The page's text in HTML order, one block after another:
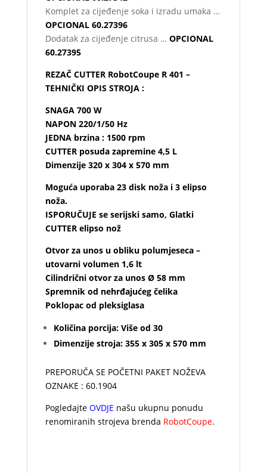
Komplet za cijeđenje soka i izradu umaka …
OPCIONAL 60.27396
Dodatak za cijeđenje citrusa … OPCIONAL
60.27395
REZAČ CUTTER RobotCoupe R 401 –
TEHNIČKI OPIS STROJA :
SNAGA 700 W
NAPON 220/1/50 Hz
JEDNA brzina : 1500 rpm
CUTTER posuda zapremine 4,5 L
Dimenzije 320 x 304 x 570 mm
Moguća uporaba 23 disk noža i 3 elipso
noža.
ISPORUČUJE se serijski samo, Glatki
CUTTER elipso nož
Otvor za unos u obliku polumjeseca –
utovarni volumen 1,6 lt
Cilindrični otvor za unos Ø 58 mm
Spremnik od nehrđajućeg čelika
Poklopac od pleksiglasa
Količina porcija: Više od 30
Dimenzije stroja: 355 x 305 x 570 mm
PREPORUČA SE POČETNI PAKET NOŽEVA
OZNAKE : 60.1904
Pogledajte OVDJE našu ukupnu ponudu
renomiranih strojeva brenda RobotCoupe.